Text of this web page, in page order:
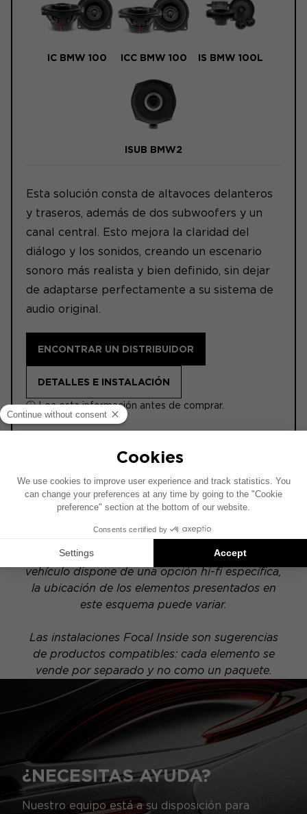
IC BMW 100 ICC BMW 100 IS BMW 100L
ISUB BMW2
Esta solución consta de altavoces delanteros
y traseros, además de dos subwoofers y un
canal central. Esto mejora la claridad del
diálogo y los sonidos, creando un escenario
sonoro más realista y bien definido, sin dejar
de adaptarse perfectamente a su sistema de
audio original.
ENCONTRAR UN DISTRIBUIDOR
DETALLES E INSTALACIÓN
ⓘ Lea esta información antes de comprar.
Este esquema de instalación se ha realizado
sobre la base de un vehículo equipado con un
sistema de audio original de fábrica. Si tu
vehículo dispone de una opción hi-fi específica,
la ubicación de los elementos presentados en
este esquema puede variar.
Las instalaciones Focal Inside son sugerencias
de productos compatibles: cada elemento se
vende por separado y no como un paquete.
¿NECESITAS AYUDA?
Nuestro equipo está a su disposición para